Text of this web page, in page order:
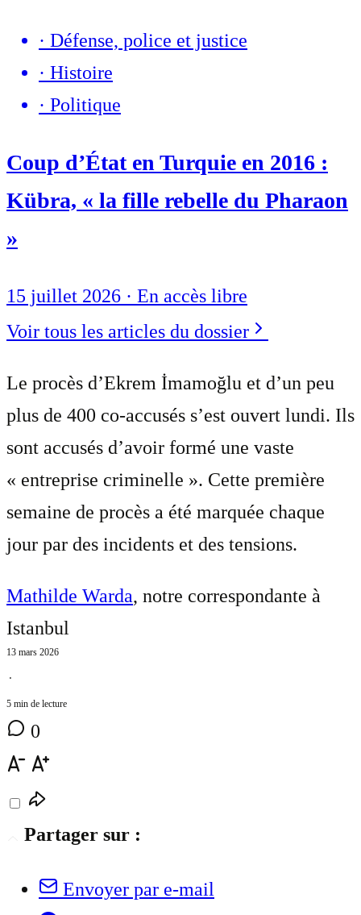
· Défense, police et justice
· Histoire
· Politique
Coup d’État en Turquie en 2016 :
Kübra, « la fille rebelle du Pharaon
»
15 juillet 2026 · En accès libre
Voir tous les articles du dossier
Le procès d’Ekrem İmamoğlu et d’un peu
plus de 400 co-accusés s’est ouvert lundi. Ils
sont accusés d’avoir formé une vaste
« entreprise criminelle ». Cette première
semaine de procès a été marquée chaque
jour par des incidents et des tensions.
Mathilde Warda, notre correspondante à
Istanbul
13 mars 2026
⋅
5 min de lecture
0
Partager sur :
Envoyer par e-mail